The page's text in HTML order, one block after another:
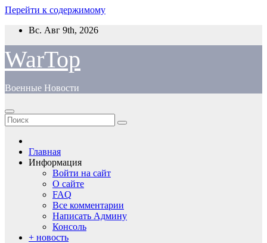
Перейти к содержимому
Вс. Авг 9th, 2026
WarTop
Военные Новости
Главная
Информация
Войти на сайт
О сайте
FAQ
Все комментарии
Написать Админу
Консоль
+ новость